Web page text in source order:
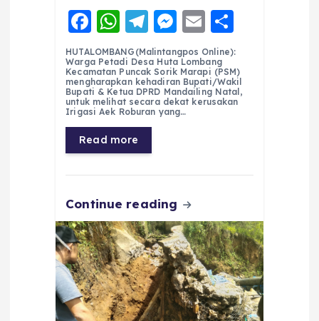
F
a
c
e
b
o
o
k
W
h
a
ts
A
p
p
T
el
e
g
r
a
m
M
e
ss
e
n
E
m
ai
l
h
a
re
HUTALOMBANG(Malintangpos Online):
Warga Petadi Desa Huta Lombang
Kecamatan Puncak Sorik Marapi (PSM)
mengharapkan kehadiran Bupati/Wakil
Bupati & Ketua DPRD Mandailing Natal,
untuk melihat secara dekat kerusakan
Irigasi Aek Roburan yang…
Read more
Continue reading